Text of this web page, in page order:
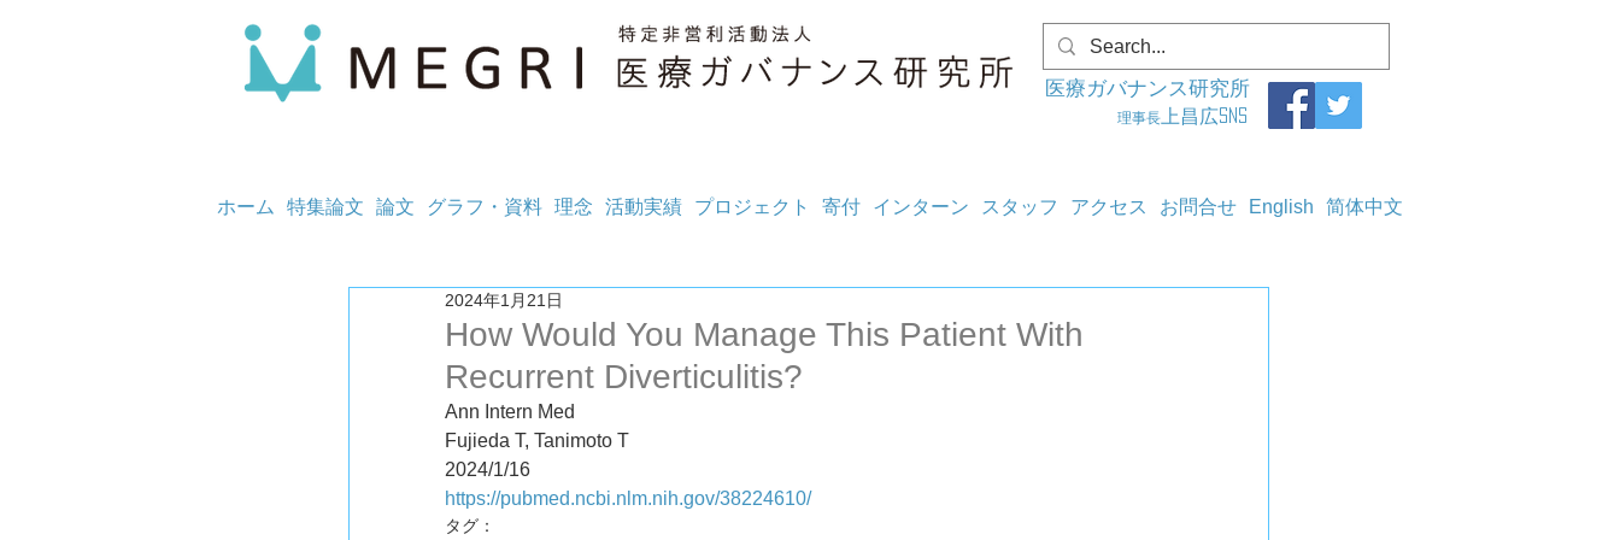
医療ガバナンス研究所
理事長 上昌広SNS
ホーム 特集論文 論文 グラフ・資料 理念 活動実績 プロジェクト 寄付 インターン スタッフ アクセス お問合せ English 简体中文
How Would You Manage This Patient With
Recurrent Diverticulitis?
2024年1月21日
Ann Intern Med
Fujieda T, Tanimoto T
2024/1/16
https://pubmed.ncbi.nlm.nih.gov/38224610/
タグ：